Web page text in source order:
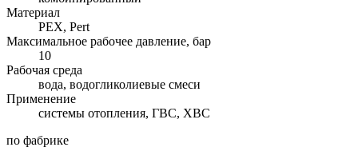
Материал
PEX, Pert
Максимальное рабочее давление, бар
10
Рабочая среда
вода, водогликолиевые смеси
Применение
системы отопления, ГВС, ХВС
по фабрике